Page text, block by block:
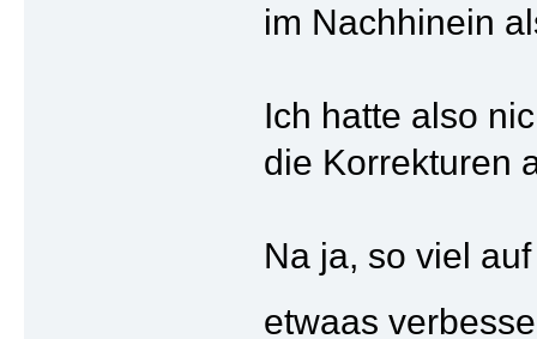
im Nachhinein
Ich hatte also
die Korrekturen
Na ja, so viel
etwaas